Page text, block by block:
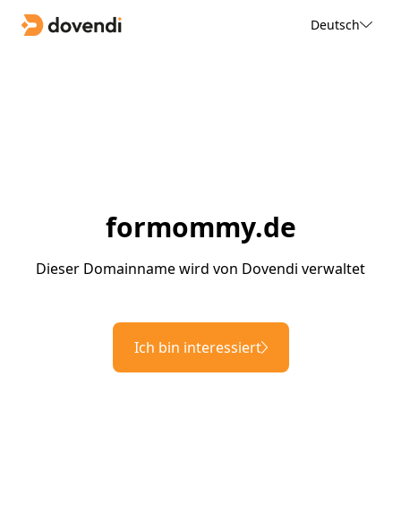
Deutsch
formommy.de
Dieser Domainname wird von Dovendi verwaltet
Ich bin interessiert